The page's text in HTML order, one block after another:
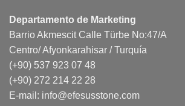
Departamento de Marketing
Barrio Akmescit Calle Türbe No:47/A
Centro/ Afyonkarahisar / Turquía
(+90) 537 923 07 48
(+90) 272 214 22 28
E-mail: info@efesusstone.com